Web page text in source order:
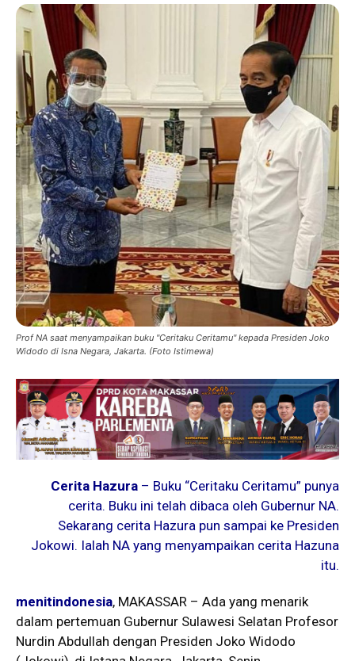
Prof NA saat menyampaikan buku "Ceritaku Ceritamu" kepada Presiden Joko
Widodo di Isna Negara, Jakarta. (Foto Istimewa)
Cerita Hazura – Buku “Ceritaku Ceritamu” punya
cerita. Buku ini telah dibaca oleh Gubernur NA.
Sekarang cerita Hazura pun sampai ke Presiden
Jokowi. Ialah NA yang menyampaikan cerita Hazuna
itu.
menitindonesia, MAKASSAR – Ada yang menarik
dalam pertemuan Gubernur Sulawesi Selatan Profesor
Nurdin Abdullah dengan Presiden Joko Widodo